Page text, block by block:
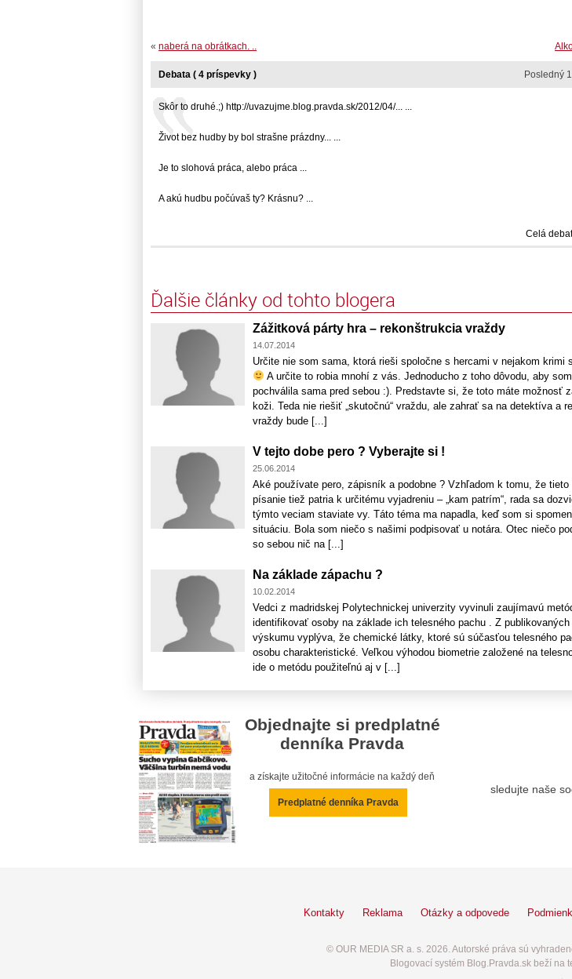
« naberá na obrátkach. ..
Posledný
Debata ( 4 príspevky )
Skôr to druhé.;) http://uvazujme.blog.pravda.sk/2012/04/... ...
Život bez hudby by bol strašne prázdny... ...
Je to slohová práca, alebo práca ...
A akú hudbu počúvaš ty? Krásnu? ...
Celá
Ďalšie články od tohto blogera
Zážitková párty hra – rekonštrukcia vraždy
14.07.2014
Určite nie som sama, ktorá rieši spoločne s hercami v nejakom krimi
A určite to robia mnohí z vás. Jednoducho z toho dôvodu, aby
pochválila sama pred sebou :). Predstavte si, že toto máte možnosť
koži. Teda nie riešiť „skutočnú“ vraždu, ale zahrať sa na detektíva a
vraždy bude [...]
V tejto dobe pero ? Vyberajte si !
25.06.2014
Aké používate pero, zápisník a podobne ? Vzhľadom k tomu, že tieto
písanie tiež patria k určitému vyjadreniu – „kam patrím“, rada sa
týmto veciam staviate vy. Táto téma ma napadla, keď som si
situáciu. Bola som niečo s našimi podpisovať u notára. Otec niečo
so sebou nič na [...]
Na základe zápachu ?
10.02.2014
Vedci z madridskej Polytechnickej univerzity vyvinuli zaujímavú
identifikovať osoby na základe ich telesného pachu . Z
výskumu vyplýva, že chemické látky, ktoré sú súčasťou telesného
osobu charakteristické. Veľkou výhodou biometrie založené na
ide o metódu použiteľnú aj v [...]
Objednajte si predplatné
denníka Pravda
a získajte užitočné informácie na každý deň
Predplatné denníka Pravda
sledujte naše
Kontakty Reklama Otázky a odpovede
© OUR MEDIA SR a. s. 2026. Autorské práva sú
Blogovací systém Blog.Pravda.sk beží na